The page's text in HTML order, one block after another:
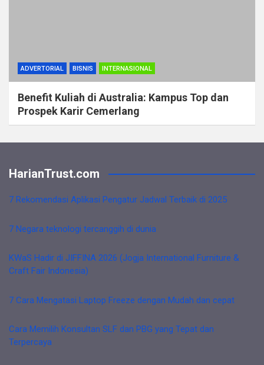
ADVERTORIAL BISNIS INTERNASIONAL
Benefit Kuliah di Australia: Kampus Top dan
Prospek Karir Cemerlang
HarianTrust.com
7 Rekomendasi Aplikasi Pengatur Jadwal Terbaik di 2025
7 Negara teknologi tercanggih di dunia
KWaS Hadir di JIFFINA 2026 (Jogja International Furniture &
Craft Fair Indonesia)
7 Cara Mengatasi Laptop Freeze dengan Mudah dan cepat
Cara Memilih Konsultan SLF dan PBG yang Tepat dan
Terpercaya